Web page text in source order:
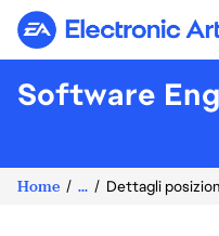
Electronic
Software
Home ... Dettagli